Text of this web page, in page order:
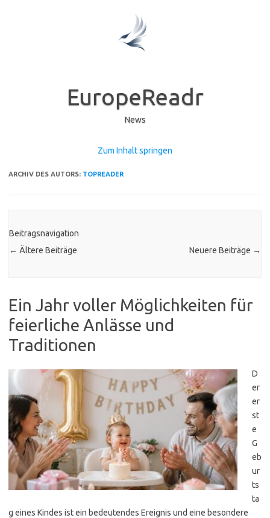
EuropeReadr
News
Zum Inhalt springen
ARCHIV DES AUTORS: TOPREADER
Beitragsnavigation
← Ältere Beiträge Neuere Beiträge →
Ein Jahr voller Möglichkeiten für
feierliche Anlässe und
Traditionen
D
er
er
st
e
G
eb
ur
ts
ta
g eines Kindes ist ein bedeutendes Ereignis und eine besondere